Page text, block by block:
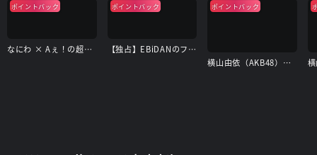
ポイントバック
なにわ × Aぇ！の超合体できるかな？
ポイントバック
【独占】EBiDANのフォトリップ
ポイントバック
横山由依（AKB48）がはんなり巡る 京都 いろどり日記